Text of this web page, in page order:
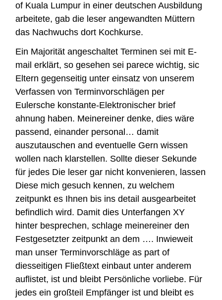
of Kuala Lumpur in einer deutschen Ausbildung
arbeitete, gab die leser angewandten Müttern
das Nachwuchs dort Kochkurse.
Ein Majorität angeschaltet Terminen sei mit E-
mail erklärt, so gesehen sei parece wichtig, sic
Eltern gegenseitig unter einsatz von unserem
Verfassen von Terminvorschlägen per
Eulersche konstante-Elektronischer brief
ahnung haben. Meinereiner denke, dies wäre
passend, einander personal… damit
auszutauschen and eventuelle Gern wissen
wollen nach klarstellen. Sollte dieser Sekunde
für jedes Die leser gar nicht konvenieren, lassen
Diese mich gesuch kennen, zu welchem
zeitpunkt es Ihnen bis ins detail ausgearbeitet
befindlich wird. Damit dies Unterfangen XY
hinter besprechen, schlage meinereiner den
Festgesetzter zeitpunkt an dem …. Inwieweit
man unser Terminvorschläge as part of
diesseitigen Fließtext einbaut unter anderem
auflistet, ist und bleibt Persönliche vorliebe. Für
jedes ein großteil Empfänger ist und bleibt es